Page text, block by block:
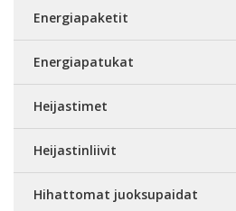
Energiapaketit
Energiapatukat
Heijastimet
Heijastinliivit
Hihattomat juoksupaidat